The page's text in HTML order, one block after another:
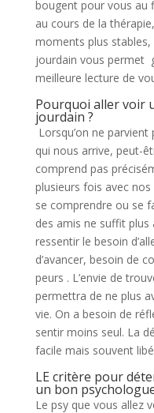
bougent pour vous au
au cours de la
moments plus stables,
jourdain vous permet
meilleure lecture de
Pourquoi aller voir
jourdain ?
Lorsqu’on ne
qui nous arrive, peut-
comprend pas
plusieurs fois avec
se comprendre ou se
des amis ne suffit
ressentir le besoin
d’avancer, besoin de
peurs . L’envie de
permettra de ne plus
vie. On a besoin de
sentir moins seul. La
facile mais souvent
LE critère pour
un bon
Le psy que vous allez